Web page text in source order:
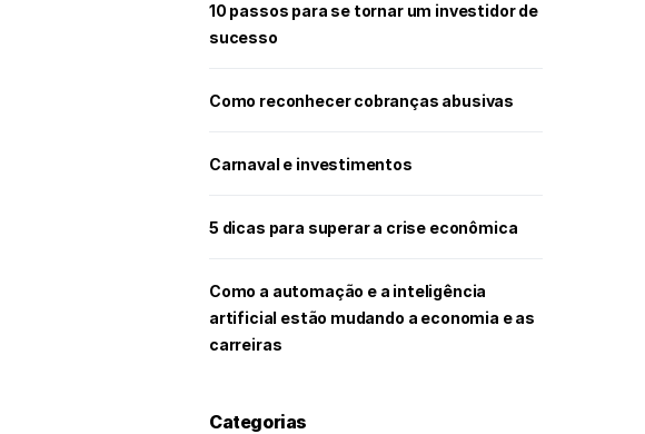
10 passos para se tornar um investidor de
sucesso
Como reconhecer cobranças abusivas
Carnaval e investimentos
5 dicas para superar a crise econômica
Como a automação e a inteligência
artificial estão mudando a economia e as
carreiras
Categorias